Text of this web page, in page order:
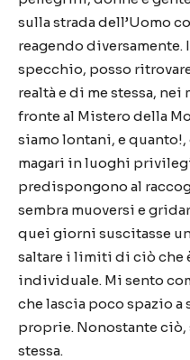
sulla strada dell’Uomo
reagendo diversamente.
specchio, posso
realtàe di me stessa,
fronte al Mistero della
siamo lontani, e
magari in luoghi
predispongono al
sembra muoversi e
quei giorni suscitasse
saltare i limiti di ciò che
individuale. Mi sento
che lascia poco spazio
proprie. Nonostante ciò
stessa.